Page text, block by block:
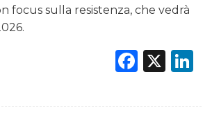
focus sulla resistenza, che vedrà
X